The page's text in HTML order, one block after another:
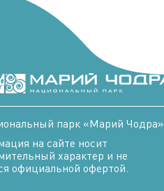
парк «Марий Чодра»
на сайте носит
характер и не
официальной офертой.